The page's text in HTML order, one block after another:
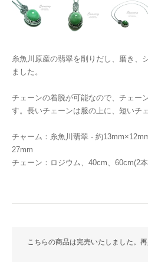
糸魚川原産の翡翠を削りだし、磨き、
ました。
チェーンの着脱が可能なので、チェー
す。長いチェーンは服の上に、短いチ
チャーム：糸魚川翡翠 - 約
27mm
チェーン：ロジウム、40cm、60cm(2
こちらの商品は完売いたしました。